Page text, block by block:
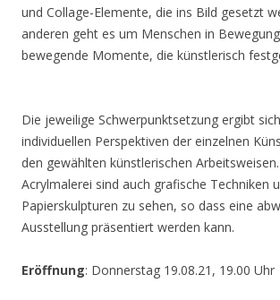
und Collage-Elemente, die ins Bild gesetzt
anderen geht es um Menschen in
bewegende Momente, die künstlerisch
Die jeweilige Schwerpunktsetzung ergibt
individuellen Perspektiven der einzelnen
den gewählten künstlerischen
Acrylmalerei sind auch grafische Techniken
Papierskulpturen zu sehen, so dass eine
Ausstellung präsentiert werden kann.
Eröffnung: Donnerstag 19.08.21, 19.00 Uhr